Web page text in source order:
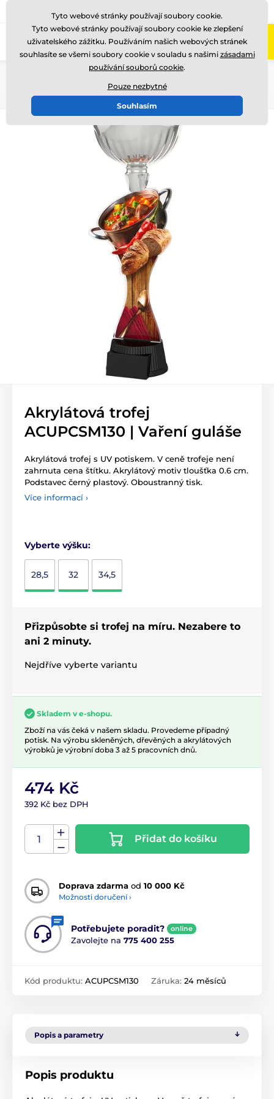
Zavolejte nám (Po-Pá 8-17)
Akrylátová trofej
ACUPCSM130 | Vaření guláše
Akrylátová trofej s UV potiskem. V ceně trofeje není
zahrnuta cena štítku. Akrylátový motiv tloušťka 0.6 cm.
Podstavec černý plastový. Oboustranný tisk.
Více informací ›
Vyberte výšku:
28,5 32 34,5
Přizpůsobte si trofej na míru. Nezabere to
ani 2 minuty.
Nejdříve vyberte variantu
Skladem v e-shopu.
Zboží na vás čeká v našem skladu. Provedeme případný
potisk. Na výrobu skleněných, dřevěných a akrylátových
výrobků je výrobní doba 3 až 5 pracovních dnů.
474 Kč
392 Kč bez DPH
Přidat do košíku
Doprava zdarma od 10 000 Kč
Možnosti doručení ›
Potřebujete poradit? online
Zavolejte na 775 400 255
Kód produktu: ACUPCSM130 Záruka: 24 měsíců
Popis a parametry
Popis produktu
Tyto webové stránky používají soubory cookie.
Tyto webové stránky používají soubory cookie ke zlepšení
uživatelského zážitku. Používáním našich webových stránek
souhlasíte se všemi soubory cookie v souladu s našimi zásadami
používání souborů cookie.
Pouze nezbytné
Souhlasím